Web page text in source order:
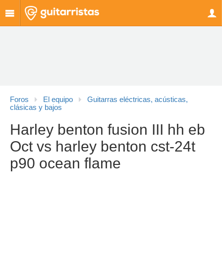
Foros El equipo
Guitarras eléctricas, acústicas,
clásicas y bajos
Harley benton fusion III hh eb
Oct vs harley benton cst-24t
p90 ocean flame